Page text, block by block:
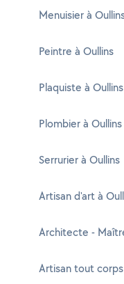
Menuisier à
Peintre à Oullins
Plaquiste à Oullins
Plombier à Oullins
Serrurier à Oullins
Artisan d'art à
Architecte -
Artisan tout